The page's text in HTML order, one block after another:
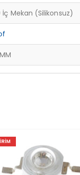
İç Mekan (Silikonsuz)